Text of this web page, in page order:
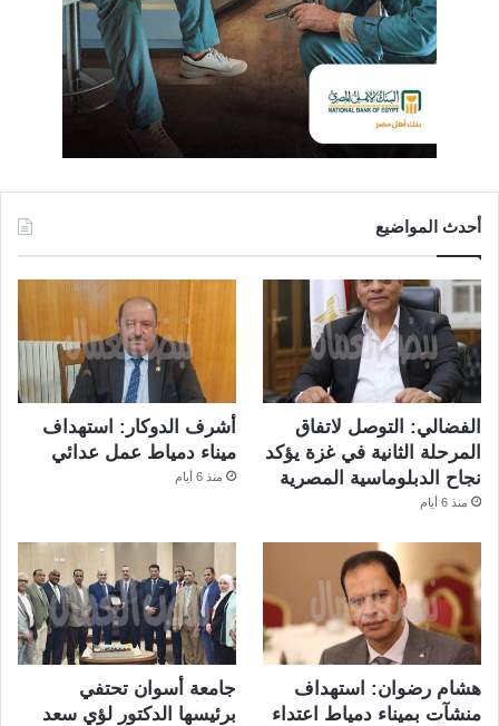
أحدث المواضيع
الفضالي: التوصل لاتفاق
المرحلة الثانية في غزة يؤكد
نجاح الدبلوماسية المصرية
منذ 6 أيام
أشرف الدوكار: استهداف
ميناء دمياط عمل عدائي
منذ 6 أيام
هشام رضوان: استهداف
منشآت بميناء دمياط اعتداء
جامعة أسوان تحتفي
برئيسها الدكتور لؤي سعد